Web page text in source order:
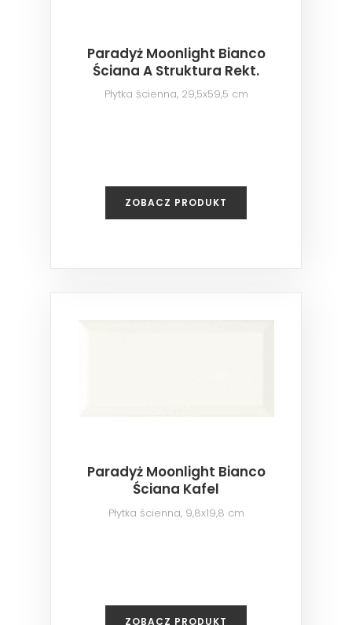
Paradyż Moonlight Bianco
Ściana A Struktura Rekt.
Płytka ścienna, 29,5x59,5 cm
ZOBACZ PRODUKT
Paradyż Moonlight Bianco
Ściana Kafel
Płytka ścienna, 9,8x19,8 cm
ZOBACZ PRODUKT